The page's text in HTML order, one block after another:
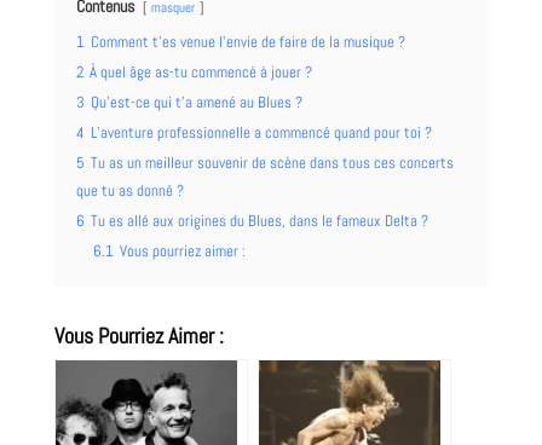
Contenus masquer
1 Comment t’es venue l’envie de faire de la musique ?
2 À quel âge as-tu commencé à jouer ?
3 Qu’est-ce qui t’a amené au Blues ?
4 L’aventure professionnelle a commencé quand pour toi ?
5 Tu as un meilleur souvenir de scène dans tous ces concerts
que tu as donné ?
6 Tu es allé aux origines du Blues, dans le fameux Delta ?
6.1 Vous pourriez aimer :
Vous Pourriez Aimer :